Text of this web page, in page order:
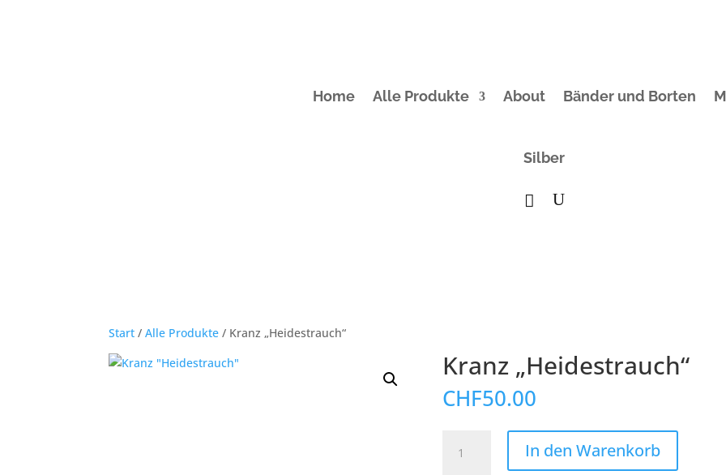
Home Alle Produkte About Bänder und Borten
Silber
Start /Alle Produkte / Kranz „Heidestrauch“
Kranz „Heidestrauch“
CHF50.00
"Heidestrauch"
In den Warenkorb